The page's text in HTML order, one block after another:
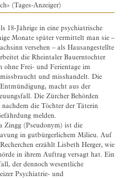
(Tages-Anzeiger)
18-Jährige in eine psychiatrische
Monate später vermittelt man sie –
versehen – als Hausangestellte
die Rheintaler Bauerntochter
ohne Frei- und Ferientage im
und misshandelt. Die
macht aus der
Die Zürcher Behörden
die Töchter der Täterin
melden.
Zingg (Pseudonym) ist die
in gutbürgerlichem Milieu. Auf
erzählt Lisbeth Herger, wie
in ihrem Auftrag versagt hat. Ein
der dennoch wesentliche
Psychiatrie- und